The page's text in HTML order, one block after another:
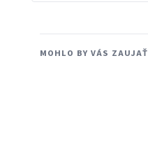
MOHLO BY VÁS ZAUJAŤ